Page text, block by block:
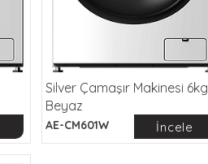
Silver Çamaşır Makinesi 6kg
Beyaz
AE-CM601W İncele